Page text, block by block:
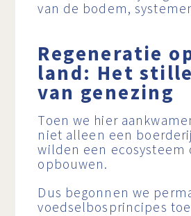
van de bodem,
Regeneratie
land: Het
van genezing
Toen we hier
niet alleen een
wilden een ecosysteem
opbouwen.
Dus begonnen we
voedselbosprincipes